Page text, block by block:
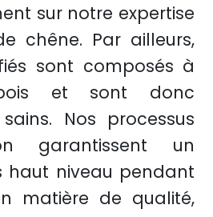
sur notre expertise
chêne. Par ailleurs,
sont composés à
et sont donc
Nos processus
garantissent un
haut niveau pendant
matière de qualité,